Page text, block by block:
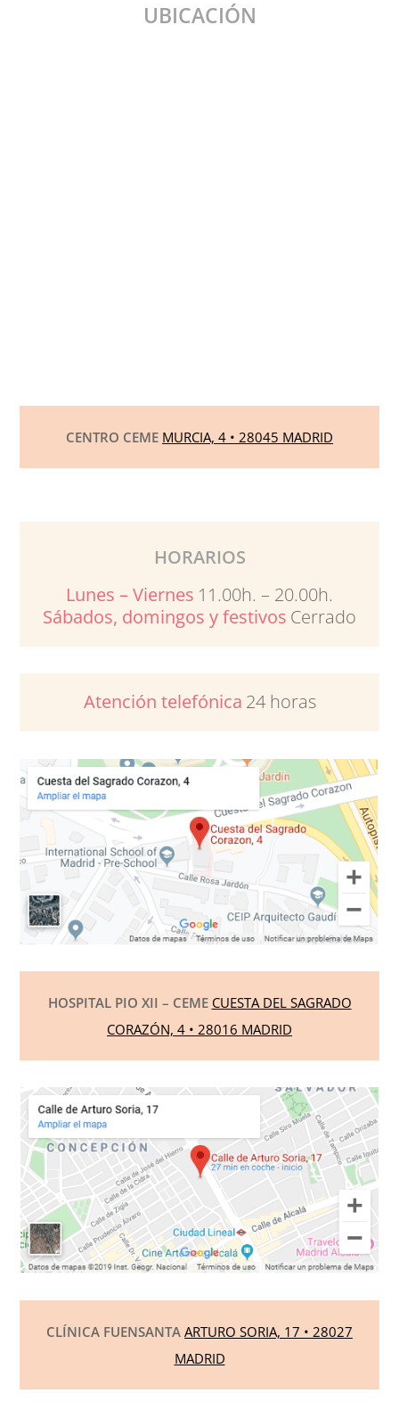
UBICACIÓN
CENTRO CEME MURCIA, 4 • 28045 MADRID
HORARIOS
Lunes – Viernes 11.00h. – 20.00h.
Sábados, domingos y festivos Cerrado
Atención telefónica 24 horas
HOSPITAL PIO XII – CEME CUESTA DEL SAGRADO
CORAZÓN, 4 • 28016 MADRID
CLÍNICA FUENSANTA ARTURO SORIA, 17 • 28027
MADRID